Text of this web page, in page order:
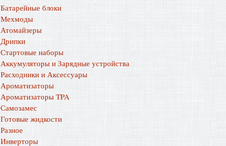
Батарейные блоки
Мехмоды
Атомайзеры
Дрипки
Стартовые наборы
Аккумуляторы и Зарядные устройства
Расходники и Аксессуары
Ароматизаторы
Ароматизаторы TPA
Самозамес
Готовые жидкости
Разное
Инверторы